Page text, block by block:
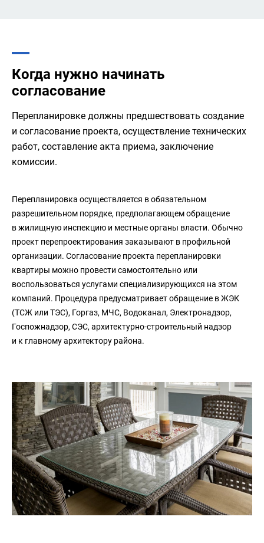
Когда нужно начинать
согласование
Перепланировке должны предшествовать создание
и согласование проекта, осуществление технических
работ, составление акта приема, заключение
комиссии.
Перепланировка осуществляется в обязательном
разрешительном порядке, предполагающем обращение
в жилищную инспекцию и местные органы власти. Обычно
проект перепроектирования заказывают в профильной
организации. Согласование проекта перепланировки
квартиры можно провести самостоятельно или
воспользоваться услугами специализирующихся на этом
компаний. Процедура предусматривает обращение в ЖЭК
(ТСЖ или ТЭС), Горгаз, МЧС, Водоканал, Электронадзор,
Госпожнадзор, СЭС, архитектурно-строительный надзор
и к главному архитектору района.